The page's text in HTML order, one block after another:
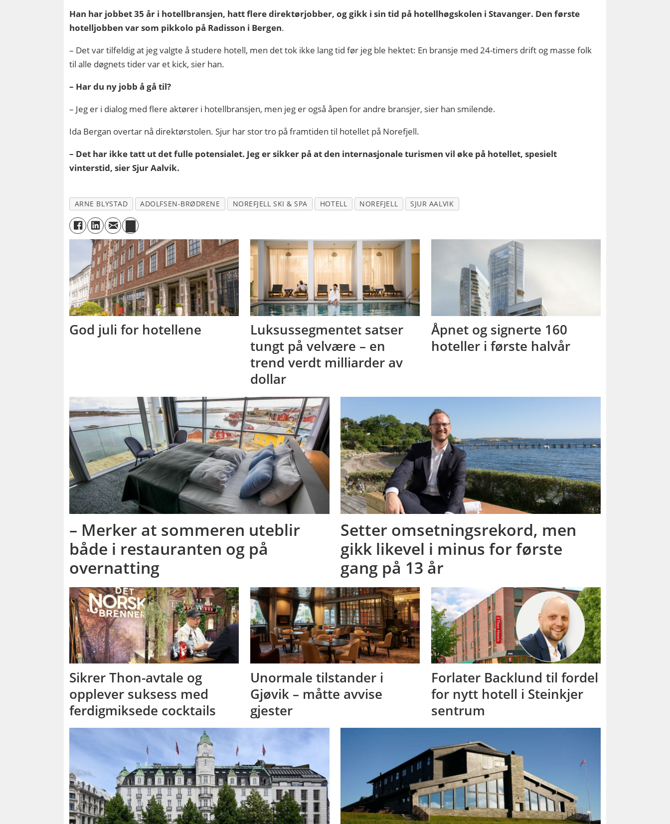
Han har jobbet 35 år i hotellbransjen, hatt flere direktørjobber, og gikk i sin tid på hotellhøgskolen i Stavanger. Den første
hotelljobben var som pikkolo på Radisson i Bergen.
– Det var tilfeldig at jeg valgte å studere hotell, men det tok ikke lang tid før jeg ble hektet: En bransje med 24-timers drift og masse folk
til alle døgnets tider var et kick, sier han.
– Har du ny jobb å gå til?
– Jeg er i dialog med flere aktører i hotellbransjen, men jeg er også åpen for andre bransjer, sier han smilende.
Ida Bergan overtar nå direktørstolen. Sjur har stor tro på framtiden til hotellet på Norefjell.
– Det har ikke tatt ut det fulle potensialet. Jeg er sikker på at den internasjonale turismen vil øke på hotellet, spesielt
vinterstid, sier Sjur Aalvik.
ARNE BLYSTAD ADOLFSEN-BRØDRENE NOREFJELL SKI & SPA HOTELL NOREFJELL SJUR AALVIK
God juli for hotellene
Luksussegmentet satser
tungt på velvære – en
trend verdt milliarder av
dollar
Åpnet og signerte 160
hoteller i første halvår
– Merker at sommeren uteblir
både i restauranten og på
overnatting
Setter omsetningsrekord, men
gikk likevel i minus for første
gang på 13 år
Sikrer Thon-avtale og
opplever suksess med
ferdigmiksede cocktails
Unormale tilstander i
Gjøvik – måtte avvise
gjester
Forlater Backlund til fordel
for nytt hotell i Steinkjer
sentrum